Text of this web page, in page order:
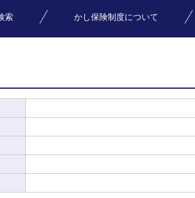
索 かし保険制度について